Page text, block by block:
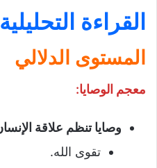
القراءة
المستوى الدلالي
معجم الوصايا:
وصايا تنظم علاقة
تقوى الله.